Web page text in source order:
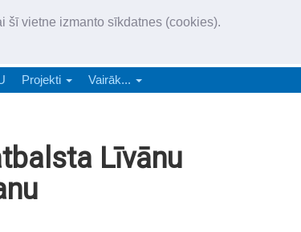
šī vietne izmanto sīkdatnes (cookies).
„Latgales Laiks” latviešu valodā aptver Daugavpils valstspilsētu,
Projekti Vairāk...
Līvānu